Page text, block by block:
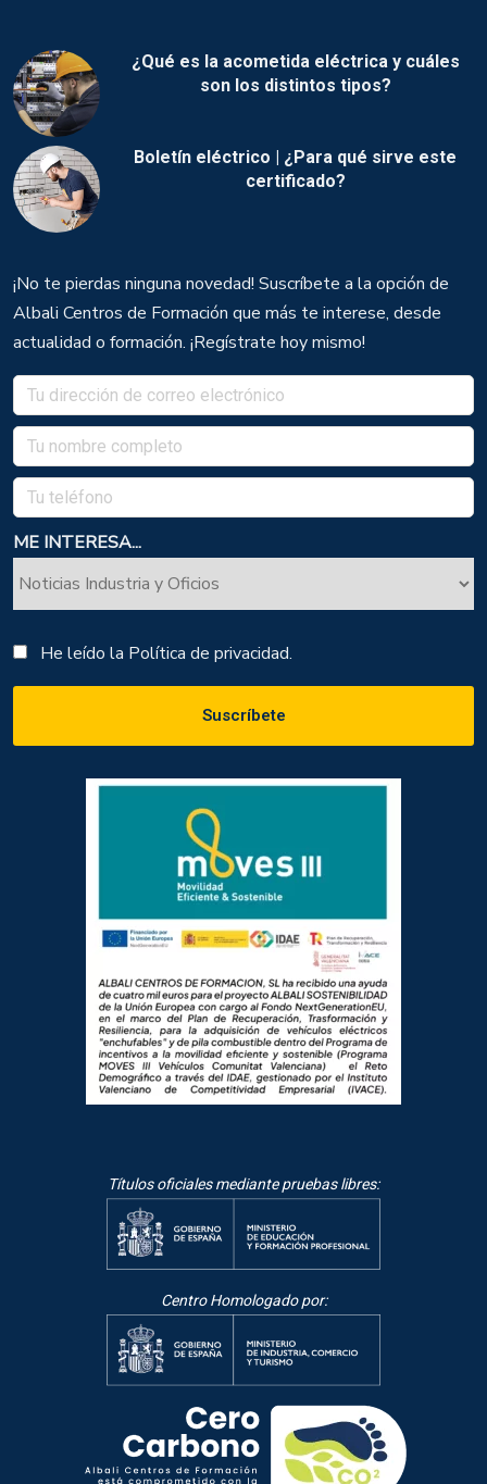
¿Qué es la acometida eléctrica y cuáles
son los distintos tipos?
Boletín eléctrico | ¿Para qué sirve este
certificado?
¡No te pierdas ninguna novedad! Suscríbete a la opción de
Albali Centros de Formación que más te interese, desde
actualidad o formación. ¡Regístrate hoy mismo!
ME INTERESA...
He leído la Política de privacidad.
Títulos oficiales mediante pruebas libres:
Centro Homologado por: